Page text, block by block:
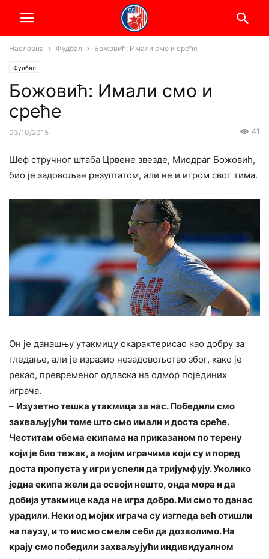
Насловна Фудбал Божовић: Имали смо и среће
Фудбал
Божовић: Имали смо и
среће
03/10/2015 41
Шеф стручног штаба Црвене звезде, Миодраг Божовић,
био је задовољан резултатом, али не и игром свог тима.
Он је данашњу утакмицу окарактерисао као добру за
гледање, али је изразио незадовољство због, како је
рекао, превременог одласка на одмор појединих
играча.
– Изузетно тешка утакмица за нас. Победили смо
захваљујући томе што смо имали и доста среће.
Честитам обема екипама на приказаном по терену
који је био тежак, а мојим играчима који су и поред
доста пропуста у игри успели да тријумфују. Уколико
једна екипа жели да освоји нешто, онда мора и да
добија утакмице када не игра добро. Ми смо то данас
урадили. Неки од мојих играча су изгледа већ отишли
на паузу, и то нисмо смели себи да дозволимо. На
крају смо победили захваљујући индивидуалном